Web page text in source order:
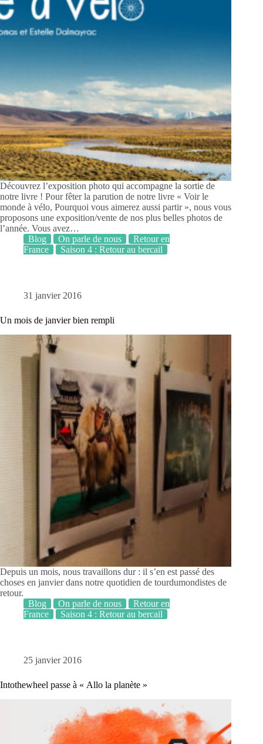
Découvrez l’exposition photo qui accompagne la sortie de
notre livre ! Pour fêter la parution de notre livre « Voir le
monde à vélo, Pourquoi vous aimerez aussi partir », nous vous
proposons une exposition/vente de nos plus belles photos de
l’année. Vous avez…
Blog
On parle de nous
Retour en
France
Saison 4 : Retour au bercail
31 janvier 2016
Un mois de janvier bien rempli
Depuis un mois, nous travaillons dur : il s’en est passé des
choses en janvier dans notre quotidien de tourdumondistes de
retour.
Blog
On parle de nous
Retour en
France
Saison 4 : Retour au bercail
25 janvier 2016
Intothewheel passe à « Allo la planète »